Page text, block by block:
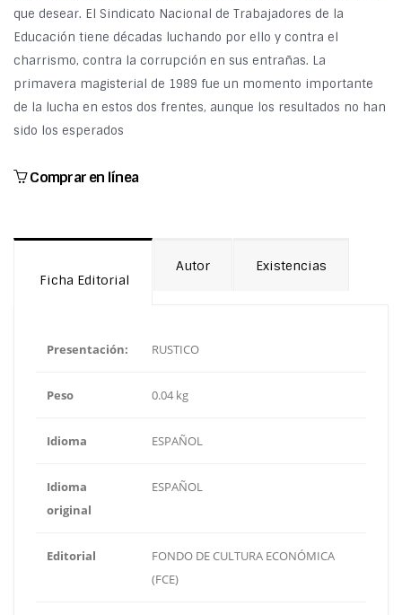
que desear. El Sindicato Nacional de Trabajadores de la
Educación tiene décadas luchando por ello y contra el
charrismo, contra la corrupción en sus entrañas. La
primavera magisterial de 1989 fue un momento importante
de la lucha en estos dos frentes, aunque los resultados no han
sido los esperados
Comprar en línea
Ficha Editorial
Autor Existencias
Presentación: RUSTICO
Peso 0.04 kg
Idioma ESPAÑOL
Idioma
original
ESPAÑOL
Editorial
FONDO DE CULTURA ECONÓMICA
(FCE)